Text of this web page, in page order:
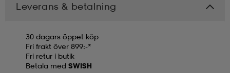
Leverans & betalning
30 dagars öppet köp
Fri frakt över 899:-*
Fri retur i butik
Betala med SWISH